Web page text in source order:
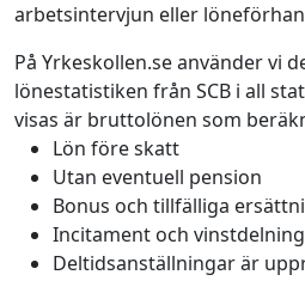
arbetsintervjun eller
På Yrkeskollen.se använder vi
lönestatistiken från SCB i all
visas är bruttolönen som
Lön före skatt
Utan eventuell pension
Bonus och tillfälliga
Incitament och
Deltidsanställningar är